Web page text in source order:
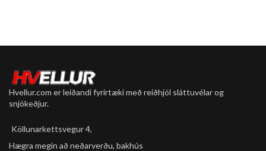
Hvellur.com er leiðandi fyrirtæki með reiðhjól sláttuvélar og
snjókeðjur.
Köllunarkettsvegur 4,
Hægra megin að neðarverðu, bakhús